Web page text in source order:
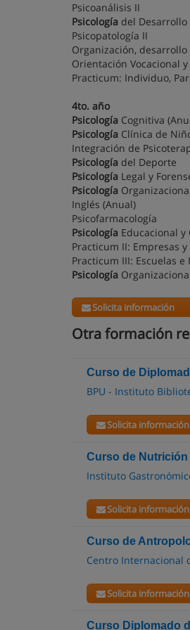
Psicoanálisis II
Psicología del Desarrollo
Psicopatología II
Organización,
Orientación Vocacional
Practicum: Individuo,
4to. año
Psicología Cognitiva
Psicología Clínica de
Integración de
Psicología del Deporte
Psicología Legal y
Psicología
Inglés (Anual)
Psicofarmacología
Psicología Educacional
Practicum II: Empresas
Practicum III: Escuelas
Psicología
Solicita información
Otra formación
Curso de
BPU - Instituto
Solicita información
Curso de Nutrición
Instituto
Solicita información
Curso de
Centro Internacional
Solicita información
Curso Diplomado